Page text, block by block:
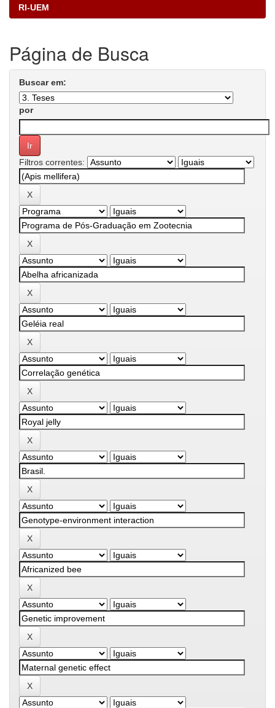
RI-UEM
Página de Busca
Buscar em:
por
Filtros correntes: